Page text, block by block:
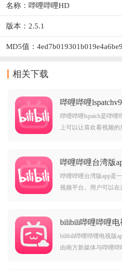
名称：哔哩哔哩HD
版本：2.5.1
MD5值：
相关下载
哔哩哔哩
哔哩哔哩lspatch是哔
上可以让喜欢看视频
patch介绍：哔哩哔哩
哔哩哔哩台湾版
哔哩哔哩台湾版app是
视频平台。用户可以
户原创作品倾情奉献。
cg
bilibili哔哩哔哩电
视)v1.7.2 安卓版
bilibili哔哩哔哩电视版
由‌南方新媒体与哔哩